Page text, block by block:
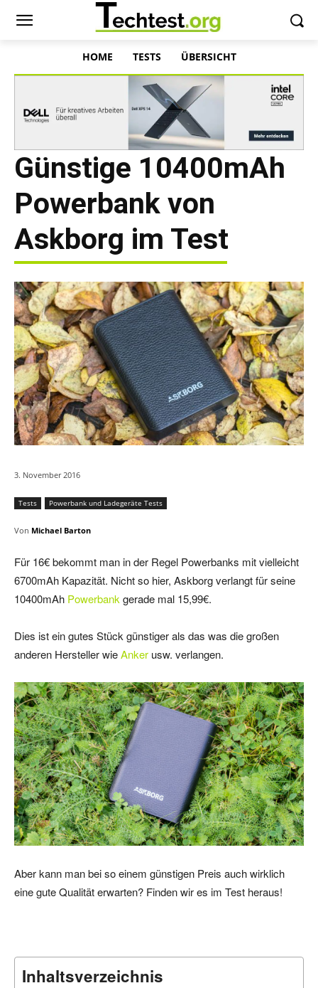
HOME TESTS ÜBERSICHT
Günstige 10400mAh
Powerbank von
Askborg im Test
3. November 2016
Tests Powerbank und Ladegeräte Tests
Von Michael Barton
Für 16€ bekommt man in der Regel Powerbanks mit vielleicht
6700mAh Kapazität. Nicht so hier, Askborg verlangt für seine
10400mAh Powerbank gerade mal 15,99€.
Dies ist ein gutes Stück günstiger als das was die großen
anderen Hersteller wieAnker usw. verlangen.
Aber kann man bei so einem günstigen Preis auch wirklich
eine gute Qualität erwarten? Finden wir es im Test heraus!
Inhaltsverzeichnis